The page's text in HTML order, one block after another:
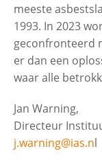
meeste
1993. In 2023
geconfronteerd
er dan een
waar alle
Jan Warning,
Directeur
j.warning@ias.nl